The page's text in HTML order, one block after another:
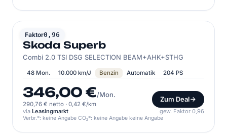
Faktor0,96
SKODA
Skoda Superb
Combi 2.0 TSI DSG SELECTION BEAM+AHK+STHG
48 Mon. 10.000 km/J Benzin Automatik 204 PS
346,00 €/Mon.
290,76 € netto · 0,42 €/km
Zum Deal
via Leasingmarkt gew. Faktor 0,96
Verbr.*: keine Angabe CO₂*: keine Angabe keine Angabe